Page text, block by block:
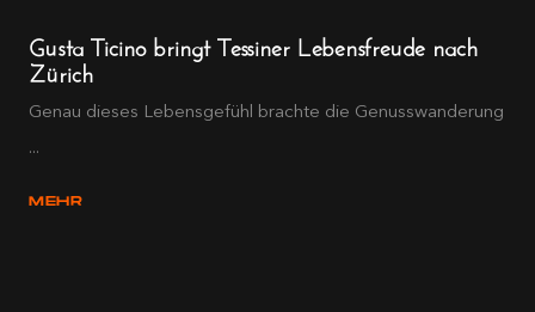
Gusta Ticino bringt Tessiner Lebensfreude nach
Zürich
Genau dieses Lebensgefühl brachte die Genusswanderung
...
MEHR